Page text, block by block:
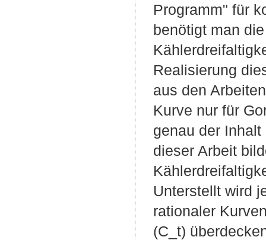
Programm" für
benötigt man
Realisierung
aus den
Kurve nur für
genau der
dieser Arbeit
Unterstellt wird
rationaler
(C_t)